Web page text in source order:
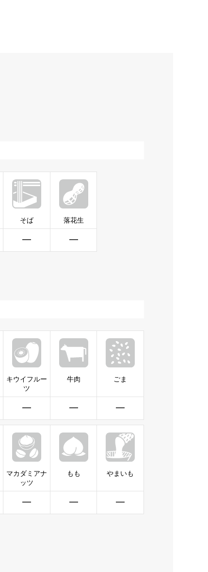
そば
━
落花生
━
キウイフルー
ツ
━
牛肉
━
ごま
━
マカダミアナ
ッツ
━
もも
━
やまいも
━